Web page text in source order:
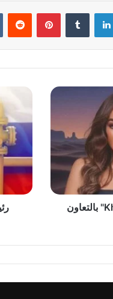
لينكدإن ‏Tumblr بينتيريست ‏Reddit
جميلة البداوي تطلق أغنية جديدة "Khair" بالتعاون
ر
ز
ر
ا
ء
ج
و